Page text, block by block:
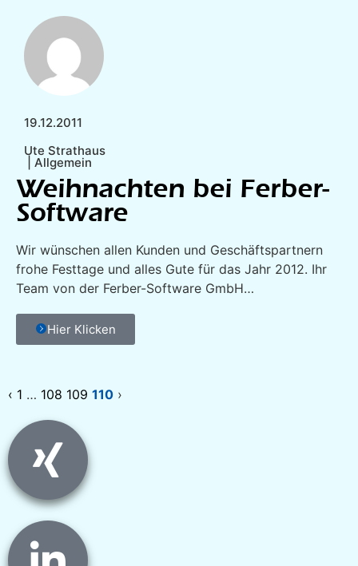
19.12.2011
Ute Strathaus
Allgemein
Weihnachten bei Ferber-
Software
Wir wünschen allen Kunden und Geschäftspartnern
frohe Festtage und alles Gute für das Jahr 2012. Ihr
Team von der Ferber-Software GmbH…
Hier Klicken
‹ 1 … 108 109 110 ›